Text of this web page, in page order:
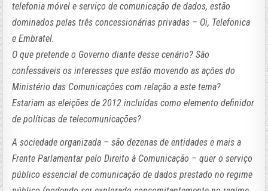
telefonia móvel e serviço de comunicação de dados, estão
dominados pelas três concessionárias privadas – Oi, Telefonica
e Embratel.
O que pretende o Governo diante desse cenário? São
confessáveis os interesses que estão movendo as ações do
Ministério das Comunicações com relação a este tema?
Estariam as eleições de 2012 incluídas como elemento definidor
de políticas de telecomunicações?
A sociedade organizada – são dezenas de entidades e mais a
Frente Parlamentar pelo Direito à Comunicação – quer o serviço
público essencial de comunicação de dados prestado no regime